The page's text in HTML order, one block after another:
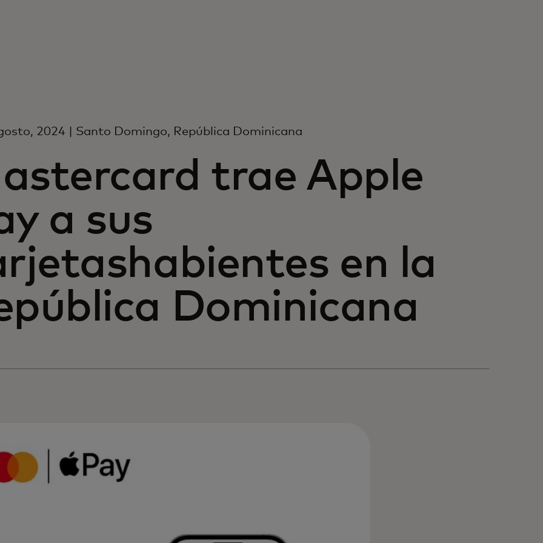
2024 | Santo Domingo, República Dominicana
trae Apple
a sus
en la
Dominicana